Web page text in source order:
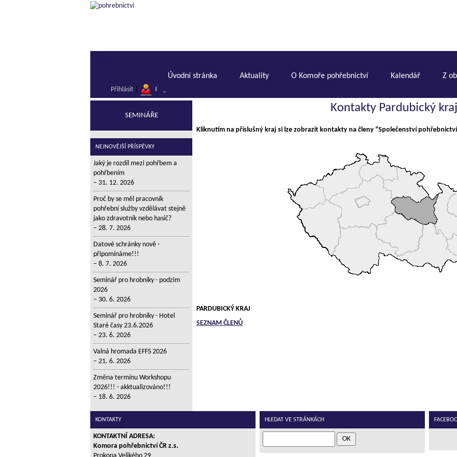
Úvodní stránka Aktuality O Komoře pohřebnictví Kalendář Z
Přihlásit Registrace
Kontakty Pardubický kraj
Kliknutím na příslušný kraj si lze zobrazit kontakty na členy "Společenství
PARDUBICKÝ KRAJ
SEZNAM ČLENŮ
SEMINÁŘE
NEJNOVĚJŠÍ PŘÍSPĚVKY
Jaký je rozdíl mezi pohřbem a
pohřbením
31. 12. 2026
Proč by se měl pracovník
pohřební služby vzdělávat stejně
jako zdravotník nebo hasič?
28. 7. 2026
Datové schránky nově -
připomínáme!!!
8. 7. 2026
Seminář pro hrobníky - podzim
2026
30. 6. 2026
Seminář pro hrobníky - Hotel
Staré časy 23.6.2026
23. 6. 2026
Valná hromada EFFS 2026
21. 6. 2026
Změna termínu Workshopu
2026!!! - akktualizováno!!!
18. 6. 2026
KONTAKTY
KONTAKTNÍ ADRESA:
Komora pohřebnictví ČR z.s.
HLEDAT VE STRÁNKÁCH